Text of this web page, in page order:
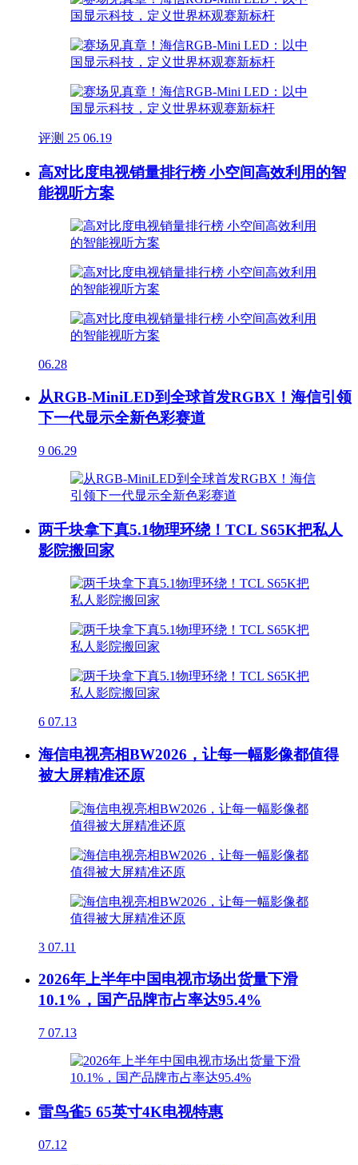
评测 25 06.19
高对比度电视销量排行榜 小空间高效利用的智
能视听方案
06.28
从RGB-MiniLED到全球首发RGBX！海信引领
下一代显示全新色彩赛道
9 06.29
两千块拿下真5.1物理环绕！TCL S65K把私人
影院搬回家
6 07.13
海信电视亮相BW2026，让每一幅影像都值得
被大屏精准还原
3 07.11
2026年上半年中国电视市场出货量下滑
10.1%，国产品牌市占率达95.4%
7 07.13
雷鸟雀5 65英寸4K电视特惠
07.12